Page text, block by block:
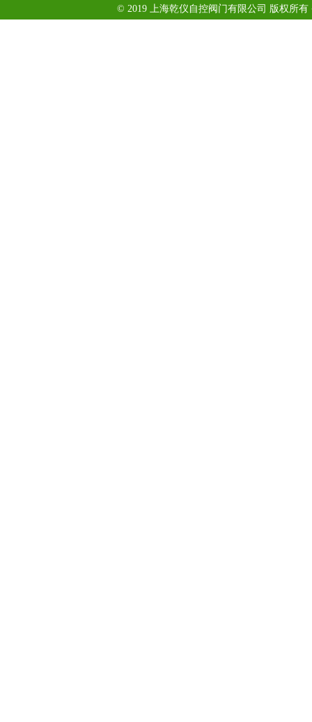
© 2019 上海乾仪自控阀门有限公司 版权所有